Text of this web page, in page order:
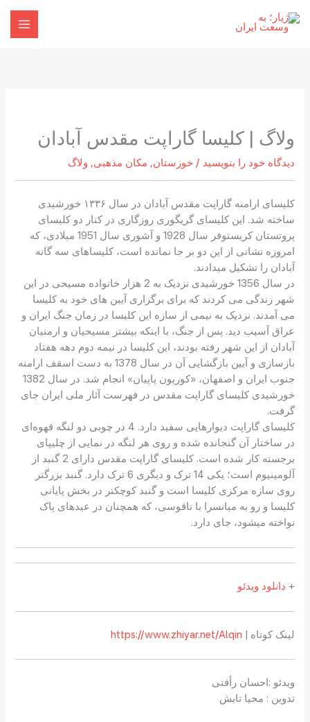
ولاگ | کلیسا گاراپت مقدس آبادان
دیدگاه‌ خود را بنویسید / خوزستان, مکان مذهبی, ولاگ
کلیسای ارامنه گاراپت مقدس آبادان در سال ۱۳۳۶ خورشیدی
ساخته شد. این کلیسای گریگوری روزگاری در کنار دو کلیسای
پروتستان کریستوفر سال 1928 و آشوری سال 1951 میلادی، که
امروزه نشانی از این دو بر جا نمانده است، کلیساهای سه گانه
آبادان را تشکیل میدادند.
در سال 1356 خورشیدی نزدیک به 2 هزار خانواده مسیحی در این
شهر زندگی می کردند که برای برگزاری آیین های خود به کلیسا
می آمدند. نزدیک به نیمی از سازه این کلیسا در زمان جنگ ایران و
عراق آسیب دید. پس از جنگ، با اینکه بیشتر مسیحیان و ارمنیان
آبادان از این شهر رفته بودند، این کلیسا در نیمه دوم دهه هفتاد
بازسازی و آیین بازگشایی آن در سال 1378 به دست اسقف ارامنه
جنوب ایران و اصفهان، «کوریون پاپیان» انجام شد. در سال 1382
خورشیدی کلیسای گاراپت مقدس در فهرست آثار ملی ایران جای
گرفت.
کلیسای گاراپت دیوارهایی سفید دارد. 4 در چوبی دو لنگه قهوه‌ای
در ساختار آن گنجانده شده و روی هر لنگه در نمایی از چلیپای
برجسته کار شده است. کلیسای گاراپت مقدس دارای 2 گنبد از
آلومینیوم است؛ یکی 14 ترک و دیگری 6 ترک دارد. گنبد بزرگتر
روی سازه مرکزی کلیسا است و گنبد کوچکتر در بخش پایانی
کلیسا و رو به میانسرا با ناقوسی، که همچنان در عیدهای پاک
نواخته میشود، جای دارد.
+ دانلود ویدئو
لینک کوتاه | https://www.zhiyar.net/Alqin
ویدئو :احسان رأفتی
تدوین : محیا تابش